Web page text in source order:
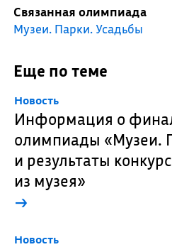
Связанная олимпиада
Музеи. Парки. Усадьбы
Еще по теме
Новость
Информация о
олимпиады «Музеи.
и результаты
из музея»
→
Новость